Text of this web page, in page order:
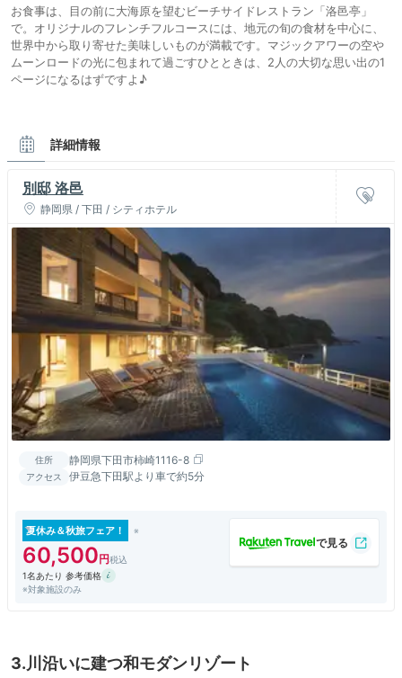
お食事は、目の前に大海原を望むビーチサイドレストラン「洛邑亭」
で。オリジナルのフレンチフルコースには、地元の旬の食材を中心に、
世界中から取り寄せた美味しいものが満載です。マジックアワーの空や
ムーンロードの光に包まれて過ごすひとときは、2人の大切な思い出の1
ページになるはずですよ♪
詳細情報
別邸 洛邑
静岡県 / 下田 / シティホテル
住所 静岡県下田市柿崎1116-8
アクセス 伊豆急下田駅より車で約5分
夏休み＆秋旅フェア！
60,500
1名あたり 参考価格
※対象施設のみ
3.川沿いに建つ和モダンリゾート